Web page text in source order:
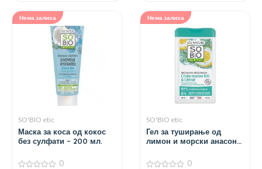
Нема залиха
SO'BIO etic
Маска за коса од кокос
без сулфати – 200 мл.
0
Нема залиха
SO'BIO etic
Гел за туширање од
лимон и морски анасон
0